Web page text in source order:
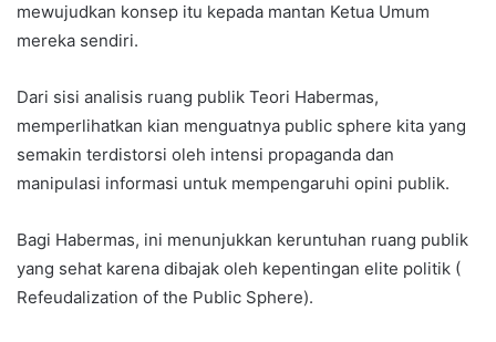
mewujudkan konsep itu kepada mantan Ketua Umum
mereka sendiri.
Dari sisi analisis ruang publik Teori Habermas,
memperlihatkan kian menguatnya public sphere kita yang
semakin terdistorsi oleh intensi propaganda dan
manipulasi informasi untuk mempengaruhi opini publik.
Bagi Habermas, ini menunjukkan keruntuhan ruang publik
yang sehat karena dibajak oleh kepentingan elite politik (
Refeudalization of the Public Sphere).